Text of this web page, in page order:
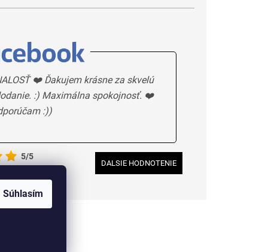
Súhlasím
❤️ Ďakujem krásne za skvelú
:) Maximálna spokojnosť. ❤️
:))
5/5
DALSIE HODNOTENIE